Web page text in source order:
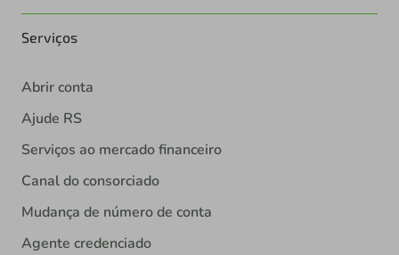
Serviços
Abrir conta
Ajude RS
Serviços ao mercado financeiro
Canal do consorciado
Mudança de número de conta
Agente credenciado